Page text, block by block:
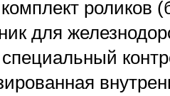
роликов
для